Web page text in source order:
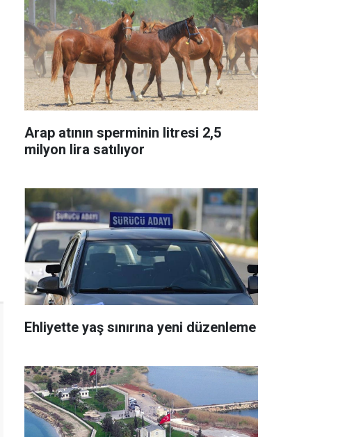
Arap atının sperminin litresi 2,5
milyon lira satılıyor
Ehliyette yaş sınırına yeni düzenleme